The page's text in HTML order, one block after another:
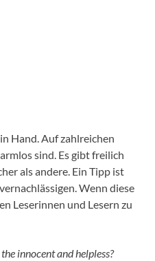
Hand. Auf zahlreichen
sind. Es gibt freilich
als andere. Ein Tipp ist
Wenn diese
Leserinnen und Lesern zu
innocent and helpless?